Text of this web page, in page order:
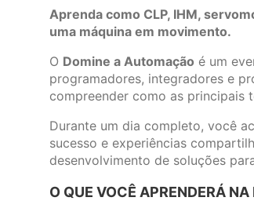
Aprenda como CLP, IHM,
uma máquina em movimento.
O Domine a Automação é um
programadores, integradores e
compreender como as principais
Durante um dia completo, você
sucesso e experiências
desenvolvimento de soluções
O QUE VOCÊ APRENDERÁ